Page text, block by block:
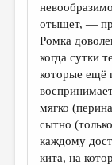
МАЛАЯ ПРОЗА
ЭССЕИСТИКА
отыщет, —
Ромка
когда сутки
которые ещё
мягко
сытно
каждому
кита, на